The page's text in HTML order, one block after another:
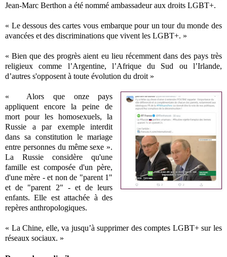
Jean-Marc Berthon a été nommé ambassadeur aux droits LGBT+.
« Le dessous des cartes vous embarque pour un tour du monde des
avancées et des discriminations que vivent les LGBT+. »
« Bien que des progrès aient eu lieu récemment dans des pays très
religieux comme l’Argentine, l’Afrique du Sud ou l’Irlande,
d’autres s'opposent à toute évolution du droit »
« Alors que onze pays
appliquent encore la peine de
mort pour les homosexuels, la
Russie a par exemple interdit
dans sa constitution le mariage
entre personnes du même sexe ».
La Russie considère qu'une
famille est composée d'un père,
d'une mère - et non de "parent 1"
et de "parent 2" - et de leurs
enfants. Elle est attachée à des
repères anthropologiques.
« La Chine, elle, va jusqu’à supprimer des comptes LGBT+ sur les
réseaux sociaux. »